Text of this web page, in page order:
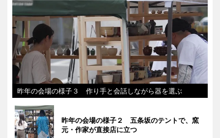
昨年の会場の様子３ 作り手と会話しながら器を選ぶ
昨年の会場の様子２ 五条坂のテントで、窯
元・作家が直接店に立つ